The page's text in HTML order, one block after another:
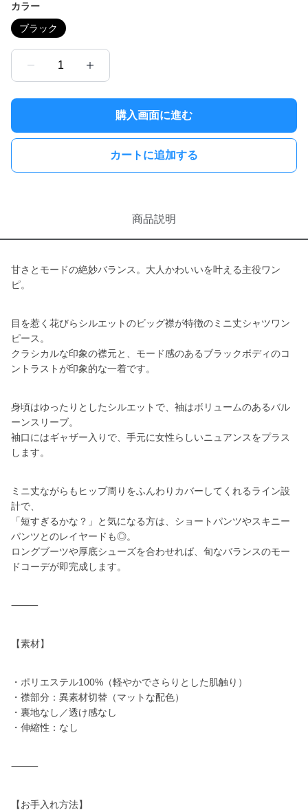
カラー
ブラック
1
購入画面に進む
カートに追加する
商品説明
甘さとモードの絶妙バランス。大人かわいいを叶える主役ワン
ピ。
目を惹く花びらシルエットのビッグ襟が特徴のミニ丈シャツワン
ピース。
クラシカルな印象の襟元と、モード感のあるブラックボディのコ
ントラストが印象的な一着です。
身頃はゆったりとしたシルエットで、袖はボリュームのあるバル
ーンスリーブ。
袖口にはギャザー入りで、手元に女性らしいニュアンスをプラス
します。
ミニ丈ながらもヒップ周りをふんわりカバーしてくれるライン設
計で、
「短すぎるかな？」と気になる方は、ショートパンツやスキニー
パンツとのレイヤードも◎。
ロングブーツや厚底シューズを合わせれば、旬なバランスのモー
ドコーデが即完成します。
⸻
【素材】
・ポリエステル100%（軽やかでさらりとした肌触り）
・襟部分：異素材切替（マットな配色）
・裏地なし／透け感なし
・伸縮性：なし
⸻
【お手入れ方法】